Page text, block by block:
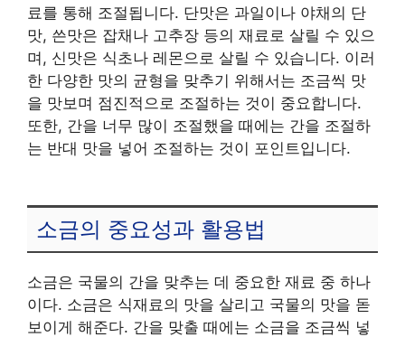
료를 통해 조절됩니다. 단맛은 과일이나 야채의 단
맛, 쓴맛은 잡채나 고추장 등의 재료로 살릴 수 있으
며, 신맛은 식초나 레몬으로 살릴 수 있습니다. 이러
한 다양한 맛의 균형을 맞추기 위해서는 조금씩 맛
을 맛보며 점진적으로 조절하는 것이 중요합니다.
또한, 간을 너무 많이 조절했을 때에는 간을 조절하
는 반대 맛을 넣어 조절하는 것이 포인트입니다.
소금의 중요성과 활용법
소금은 국물의 간을 맞추는 데 중요한 재료 중 하나
이다. 소금은 식재료의 맛을 살리고 국물의 맛을 돋
보이게 해준다. 간을 맞출 때에는 소금을 조금씩 넣